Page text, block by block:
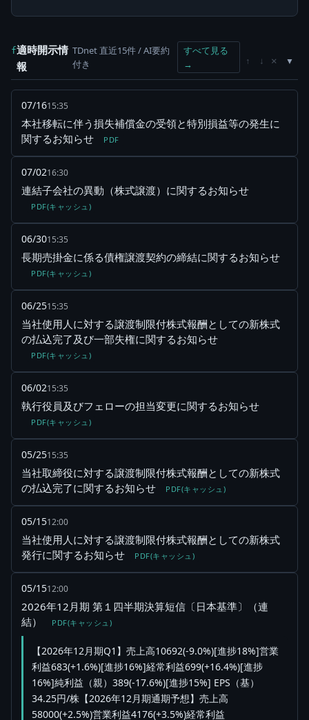
f適時開示情
報
TDnet 直近15件 / AI要約
付き
すべて見る
→
↑ ↓ ×
07/1615:35
本社移転に伴う損失補償金の受領と特別損益等の発生に
関するお知らせ
PDF
07/0216:30
連結子会社の異動（株式譲渡）に関するお知らせ
PDF(キャッシュ)
06/3015:35
長期売掛金に係る債権譲渡契約の締結に関するお知らせ
PDF(キャッシュ)
06/2515:35
当社使用人に対する譲渡制限付株式報酬としての新株式
の払込完了及び一部失権に関するお知らせ
PDF(キャッシュ)
06/0215:35
執行役員及びフェローの担当変更に関するお知らせ
PDF(キャッシュ)
05/2515:35
当社取締役に対する譲渡制限付株式報酬としての新株式
の払込完了に関するお知らせ
PDF(キャッシュ)
05/1512:00
当社使用人に対する譲渡制限付株式報酬としての新株式
発行に関するお知らせ
PDF(キャッシュ)
05/1512:00
2026年12月期 第１四半期決算短信〔日本基準〕（連
結）
PDF(キャッシュ)
【2026年12月期Q1】売上高10692(-9.0%)[進捗18%]営業
利益683(+1.6%)[進捗16%]経常利益699(+16.4%)[進捗
16%]純利益（親）389(-17.6%)[進捗15%] EPS（基）
34.25円/株【2026年12月期通期予想】売上高
58000(+2.5%)営業利益4176(+3.5%)経常利益